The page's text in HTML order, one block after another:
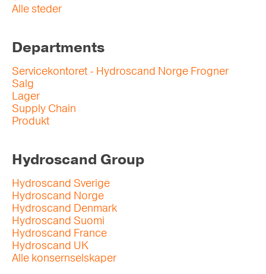
Alle steder
Departments
Servicekontoret - Hydroscand Norge Frogner
Salg
Lager
Supply Chain
Produkt
Hydroscand Group
Hydroscand Sverige
Hydroscand Norge
Hydroscand Denmark
Hydroscand Suomi
Hydroscand France
Hydroscand UK
Alle konsernselskaper